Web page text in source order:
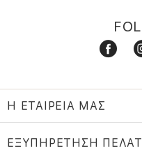
Η ΕΤΑΙΡΕΙΑ ΜΑΣ
ΕΞΥΠΗΡΕΤΗΣΗ